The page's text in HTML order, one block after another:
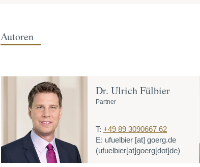
Autoren
Dr. Ulrich Fülbier
Partner
T: +49 89 3090667 62
E: ufuelbier [at] goerg.de
(ufuelbier[at]goerg[dot]de)